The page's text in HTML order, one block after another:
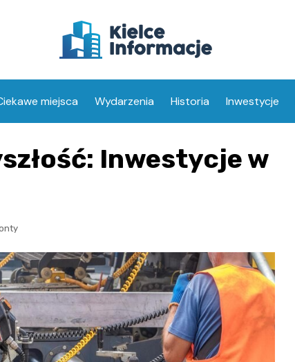
miejsca Wydarzenia Historia Inwestycje
Inwestycje w